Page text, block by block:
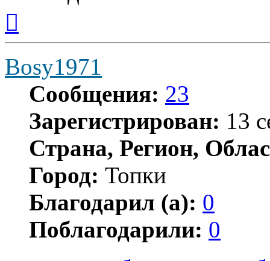
началу
Bosy1971
Сообщения: 23
Зарегистрирован: 13
Страна, Регион,
Город: Топки
Благодарил (а): 0
Поблагодарили: 0